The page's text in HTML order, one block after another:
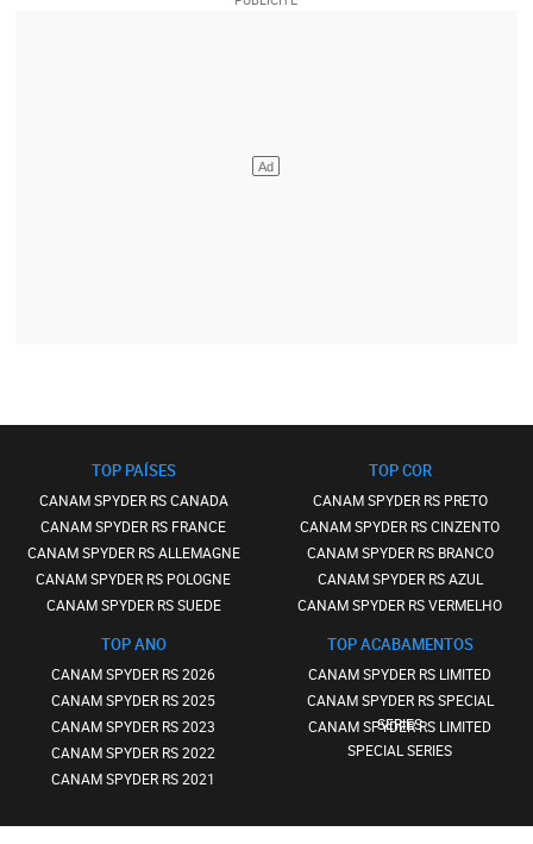
TOP PAÍSES
CANAM SPYDER RS CANADA
CANAM SPYDER RS FRANCE
CANAM SPYDER RS ALLEMAGNE
CANAM SPYDER RS POLOGNE
CANAM SPYDER RS SUEDE
TOP ANO
CANAM SPYDER RS 2026
CANAM SPYDER RS 2025
CANAM SPYDER RS 2023
CANAM SPYDER RS 2022
CANAM SPYDER RS 2021
TOP COR
CANAM SPYDER RS PRETO
CANAM SPYDER RS CINZENTO
CANAM SPYDER RS BRANCO
CANAM SPYDER RS AZUL
CANAM SPYDER RS VERMELHO
TOP ACABAMENTOS
CANAM SPYDER RS LIMITED
CANAM SPYDER RS SPECIAL
SERIES
CANAM SPYDER RS LIMITED
SPECIAL SERIES